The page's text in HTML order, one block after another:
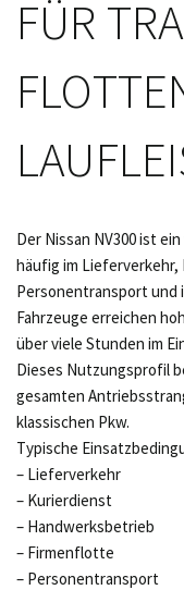
FÜR
Der Nissan NV300 ist
häufig im
Personentransport und
Fahrzeuge erreichen
über viele Stunden im
Dieses Nutzungsprofil
gesamten
klassischen Pkw.
Typische
– Lieferverkehr
– Kurierdienst
– Handwerksbetrieb
– Firmenflotte
– Personentransport